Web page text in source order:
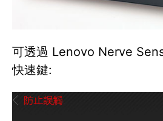
可透過 Lenovo Nerve
快速鍵: